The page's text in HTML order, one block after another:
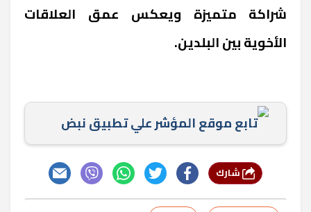
شراكة متميزة ويعكس عمق العلاقات
الأخوية بين البلدين.
تابع موقع المؤشر علي تطبيق نبض